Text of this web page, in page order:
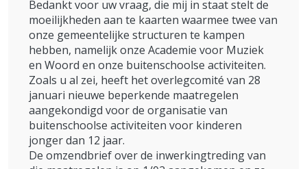
Bedankt voor uw vraag, die mij in staat stelt de
moeilijkheden aan te kaarten waarmee twee van
onze gemeentelijke structuren te kampen
hebben, namelijk onze Academie voor Muziek
en Woord en onze buitenschoolse activiteiten.
Zoals u al zei, heeft het overlegcomité van 28
januari nieuwe beperkende maatregelen
aangekondigd voor de organisatie van
buitenschoolse activiteiten voor kinderen
jonger dan 12 jaar.
De omzendbrief over de inwerkingtreding van